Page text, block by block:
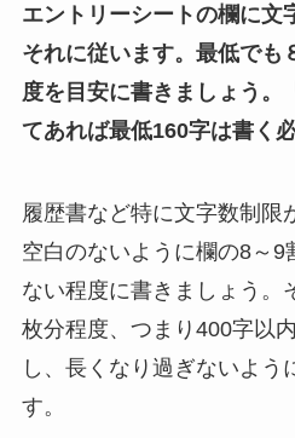
エントリーシートの欄に文
それに従います。最低でも
度を目安に書きましょう。
てあれば最低160字は書く
履歴書など特に文字数制限
空白のないように欄の8～ 9
ない程度に書きましょう。
枚分程度、つまり 400字以
し、長くなり過ぎないよう
す。